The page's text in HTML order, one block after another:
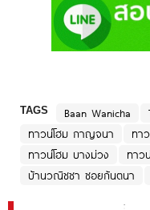
TAGS Baan Wanicha
ทาวน์โฮม กาญจนา
ทา
ทาวน์โฮม บางม่วง
ทาว
บ้านวณิชชา ซอยกันตนา